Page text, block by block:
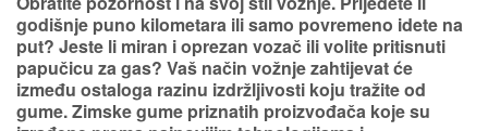
godišnje puno kilometara ili samo povremeno idete na
put? Jeste li miran i oprezan vozač ili volite pritisnuti
papučicu za gas? Vaš način vožnje zahtijevat će
između ostaloga razinu izdržljivosti koju tražite od
gume. Zimske gume priznatih proizvođača koje su